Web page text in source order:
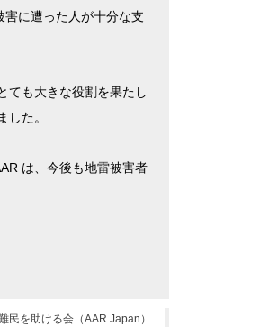
に遭った人が十分な支
ても大きな役割を果たし
た。
は、今後も地雷被害者
民を助ける会（AAR Japan）